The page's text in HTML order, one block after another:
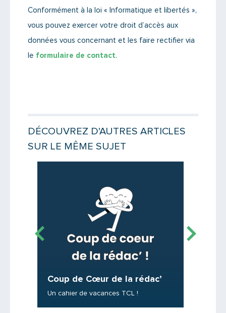
Conformément à la loi « Informatique et libertés »,
vous pouvez exercer votre droit d’accès aux
données vous concernant et les faire rectifier via
le formulaire de contact.
DÉCOUVREZ D'AUTRES ARTICLES
SUR LE MÊME SUJET
Coup de Cœur de la rédac’
Un cahier de vacances TCL !